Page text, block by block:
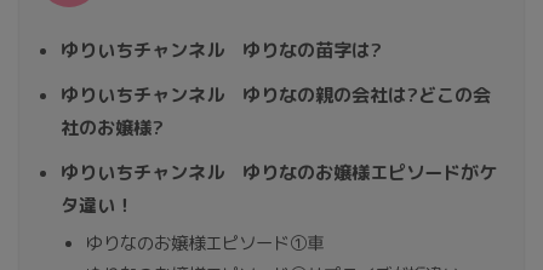
ゆりいちチャンネル ゆりなの苗字は?
ゆりいちチャンネル ゆりなの親の会社は?どこの会
社のお嬢様?
ゆりいちチャンネル ゆりなのお嬢様エピソードがケ
タ違い！
ゆりなのお嬢様エピソード①車